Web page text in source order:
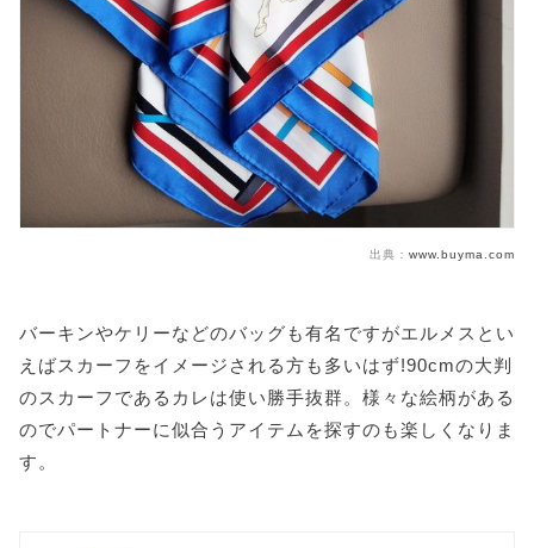
出典： www.buyma.com
バーキンやケリーなどのバッグも有名ですがエルメスとい
えばスカーフをイメージされる方も多いはず!90cmの大判
のスカーフであるカレは使い勝手抜群。様々な絵柄がある
のでパートナーに似合うアイテムを探すのも楽しくなりま
す。